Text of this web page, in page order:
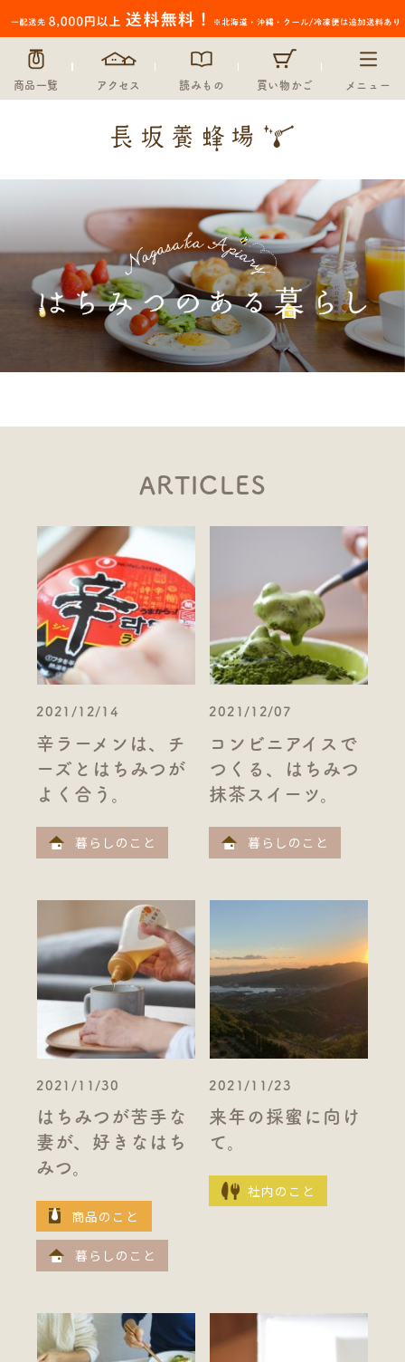
商品一覧 アクセス 読みもの 買い物かご メニュー
ARTICLES
2021/12/14
辛ラーメンは、チ
ーズとはちみつが
よく合う。
暮らしのこと
2021/12/07
コンビニアイスで
つくる、はちみつ
抹茶スイーツ。
暮らしのこと
2021/11/30
はちみつが苦手な
妻が、好きなはち
みつ。
商品のこと
暮らしのこと
2021/11/23
来年の採蜜に向け
て。
社内のこと